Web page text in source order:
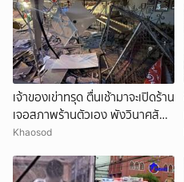
เจ้าของเข่าทรุด ตื่นเช้ามาจะเปิดร้าน
เจอสภาพร้านตัวเอง พังวินาศสัน
ตะโร เสียหายนับล้าน
Khaosod